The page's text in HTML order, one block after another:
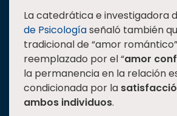
La catedrática e investigadora
de Psicologíaseñaló también
tradicional de “amor
reemplazado por el “amor
la permanencia en la relación
condicionada por la
ambos individuos.